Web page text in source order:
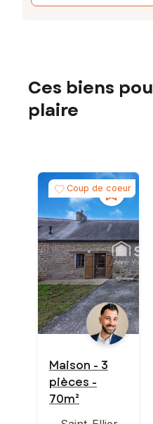
Ces biens
plaire
Coup de coeur
Maison - 3
pièces -
70m²